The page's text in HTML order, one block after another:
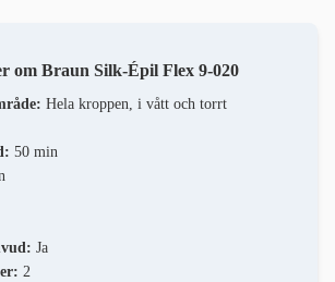
om Braun Silk-Épil Flex 9-020
Hela kroppen, i vått och torrt
50 min
Ja
2